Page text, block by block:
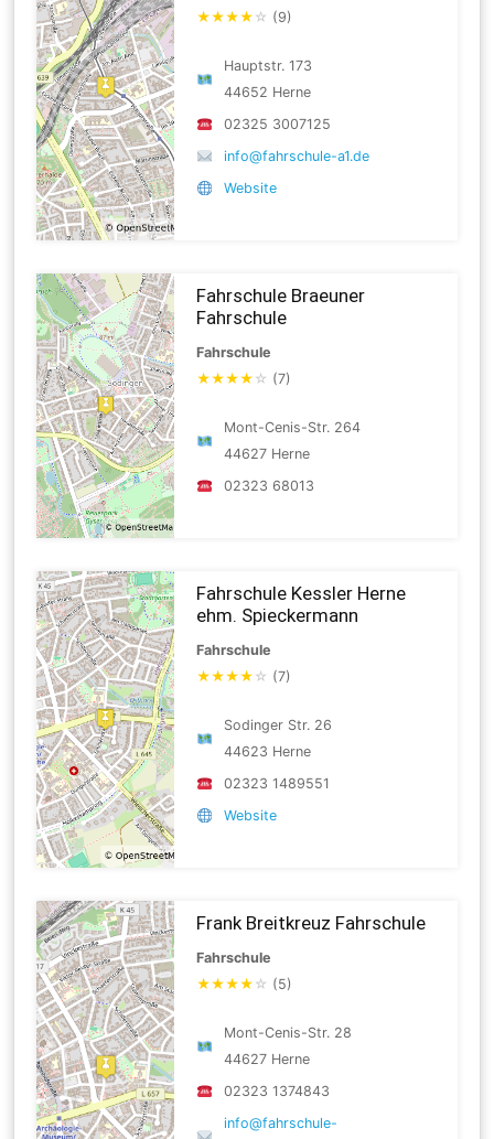
★★★★ ☆ (9)
Hauptstr. 173
44652 Herne
02325 3007125
info@fahrschule-a1.de
Website
Fahrschule Braeuner
Fahrschule
Fahrschule
★★★★ ☆ (7)
Mont-Cenis-Str. 264
44627 Herne
02323 68013
Fahrschule Kessler Herne
ehm. Spieckermann
Fahrschule
★★★★ ☆ (7)
Sodinger Str. 26
44623 Herne
02323 1489551
Website
Frank Breitkreuz Fahrschule
Fahrschule
★★★★ ☆ (5)
Mont-Cenis-Str. 28
44627 Herne
02323 1374843
info@fahrschule-